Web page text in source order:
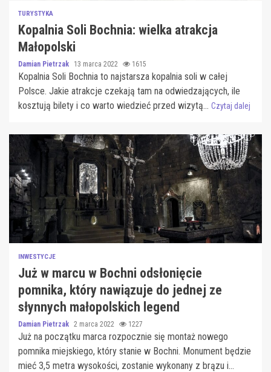
TURYSTYKA
Kopalnia Soli Bochnia: wielka atrakcja
Małopolski
Damian Pietrzak 13 marca 2022 1615
Kopalnia Soli Bochnia to najstarsza kopalnia soli w całej
Polsce. Jakie atrakcje czekają tam na odwiedzających, ile
kosztują bilety i co warto wiedzieć przed wizytą... Czytaj dalej
INWESTYCJE
Już w marcu w Bochni odsłonięcie
pomnika, który nawiązuje do jednej ze
słynnych małopolskich legend
Damian Pietrzak 2 marca 2022 1227
Już na początku marca rozpocznie się montaż nowego
pomnika miejskiego, który stanie w Bochni. Monument będzie
mieć 3,5 metra wysokości, zostanie wykonany z brązu i...